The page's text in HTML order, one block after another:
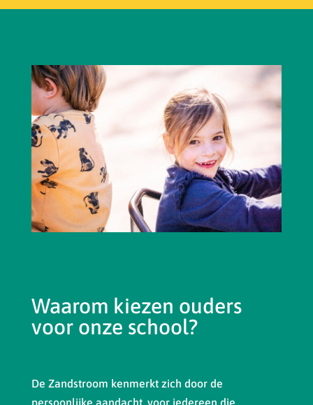
Waarom kiezen ouders
voor onze school?
De Zandstroom kenmerkt zich door de
persoonlijke aandacht, voor iedereen die